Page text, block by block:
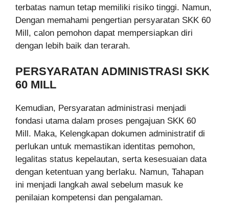
terbatas namun tetap memiliki risiko tinggi. Namun,
Dengan memahami pengertian persyaratan SKK 60
Mill, calon pemohon dapat mempersiapkan diri
dengan lebih baik dan terarah.
PERSYARATAN ADMINISTRASI SKK
60 MILL
Kemudian, Persyaratan administrasi menjadi
fondasi utama dalam proses pengajuan SKK 60
Mill. Maka, Kelengkapan dokumen administratif di
perlukan untuk memastikan identitas pemohon,
legalitas status kepelautan, serta kesesuaian data
dengan ketentuan yang berlaku. Namun, Tahapan
ini menjadi langkah awal sebelum masuk ke
penilaian kompetensi dan pengalaman.